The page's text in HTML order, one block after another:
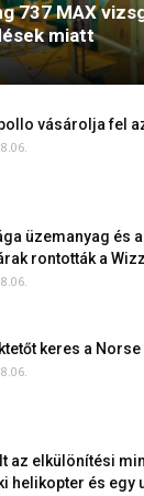
737 MAX
miatt
vásárolja fel
üzemanyag és
rontották a
keres a
az elkülönítési
helikopter és egy